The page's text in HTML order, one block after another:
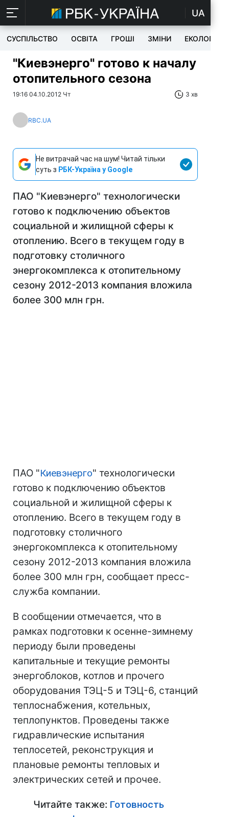
UA
СУСПІЛЬСТВО ОСВІТА ГРОШІ ЗМІНИ ЕКОЛОГІЯ
"Киевэнерго" готово к началу
отопительного сезона
19:16 04.10.2012 Чт 3 хв
RBC.UA
Не витрачай час на шум! Читай тільки
суть з РБК-Україна у Google
ПАО "Киевэнерго" технологически
готово к подключению объектов
социальной и жилищной сферы к
отоплению. Всего в текущем году в
подготовку столичного
энергокомплекса к отопительному
сезону 2012-2013 компания вложила
более 300 млн грн.
ПАО "Киевэнерго" технологически
готово к подключению объектов
социальной и жилищной сферы к
отоплению. Всего в текущем году в
подготовку столичного
энергокомплекса к отопительному
сезону 2012-2013 компания вложила
более 300 млн грн, сообщает пресс-
служба компании.
В сообщении отмечается, что в
рамках подготовки к осенне-зимнему
периоду были проведены
капитальные и текущие ремонты
энергоблоков, котлов и прочего
оборудования ТЭЦ-5 и ТЭЦ-6, станций
теплоснабжения, котельных,
теплопунктов. Проведены также
гидравлические испытания
теплосетей, реконструкция и
плановые ремонты тепловых и
электрических сетей и прочее.
Читайте также: Готовность